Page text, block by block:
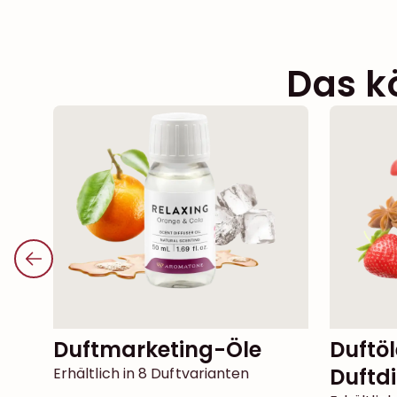
Das
Duftmarketing-Öle
Erhältlich in 8 Duftvarianten
Duftöle für